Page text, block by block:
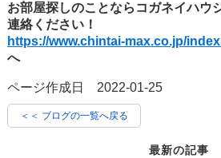
お部屋探しのことならコガネイハウ
連絡ください！
https://www.chintai-max.co.jp/
へ
ページ作成日 2022-01-25
＜＜ ブログの一覧へ戻る
最新の記事